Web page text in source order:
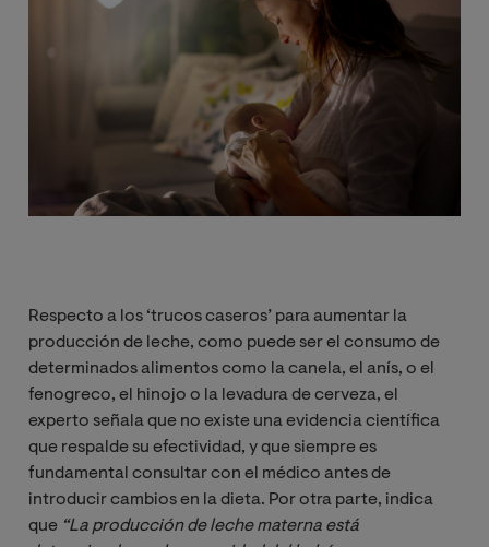
Respecto a los ‘trucos caseros’ para aumentar la
producción de leche, como puede ser el consumo de
determinados alimentos como la canela, el anís, o el
fenogreco, el hinojo o la levadura de cerveza, el
experto señala que no existe una evidencia científica
que respalde su efectividad, y que siempre es
fundamental consultar con el médico antes de
introducir cambios en la dieta. Por otra parte, indica
que “La producción de leche materna está